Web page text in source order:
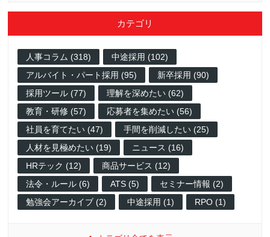
カテゴリ
人事コラム (318)
中途採用 (102)
アルバイト・パート採用 (95)
新卒採用 (90)
採用ツール (77)
理解を深めたい (62)
教育・研修 (57)
応募者を集めたい (56)
社員を育てたい (47)
手間を削減したい (25)
人材を見極めたい (19)
ニュース (16)
HRテック (12)
商品サービス (12)
法令・ルール (6)
ATS (5)
セミナー情報 (2)
勉強会アーカイブ (2)
中途採用 (1) RPO (1)